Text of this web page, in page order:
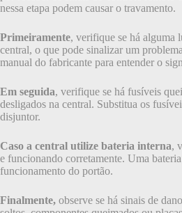
nessa etapa podem causar o travamento.
Primeiramente, verifique se há alguma
central, o que pode sinalizar um
manual do fabricante para entender o
Em seguida, verifique se há fusíveis
desligados na central. Substitua os
disjuntor.
Caso a central utilize bateria interna,
e funcionando corretamente. Uma
funcionamento do portão.
Finalmente, observe se há sinais de